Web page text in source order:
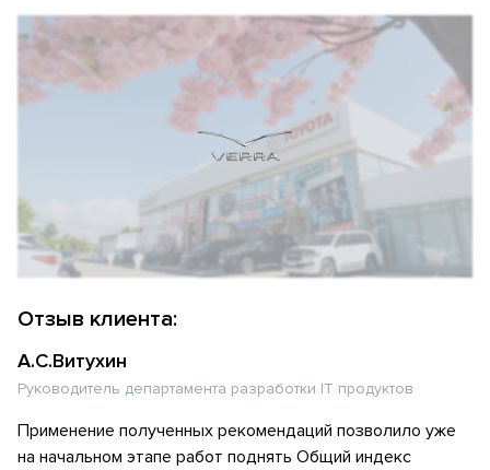
Отзыв клиента:
А.С.Витухин
Руководитель департамента разработки IT продуктов
Применение полученных рекомендаций позволило уже
на начальном этапе работ поднять Общий индекс